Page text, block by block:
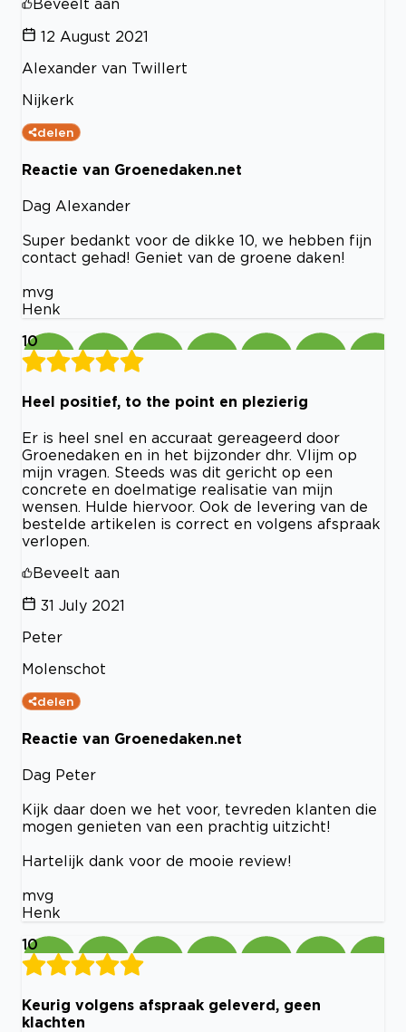
Beveelt aan
12 August 2021
Alexander van Twillert
Nijkerk
delen
Reactie van Groenedaken.net
Dag Alexander
Super bedankt voor de dikke 10, we hebben fijn
contact gehad! Geniet van de groene daken!
mvg
Henk
10
Heel positief, to the point en plezierig
Er is heel snel en accuraat gereageerd door
Groenedaken en in het bijzonder dhr. Vlijm op
mijn vragen. Steeds was dit gericht op een
concrete en doelmatige realisatie van mijn
wensen. Hulde hiervoor. Ook de levering van de
bestelde artikelen is correct en volgens afspraak
verlopen.
Beveelt aan
31 July 2021
Peter
Molenschot
delen
Reactie van Groenedaken.net
Dag Peter
Kijk daar doen we het voor, tevreden klanten die
mogen genieten van een prachtig uitzicht!
Hartelijk dank voor de mooie review!
mvg
Henk
10
Keurig volgens afspraak geleverd, geen
klachten